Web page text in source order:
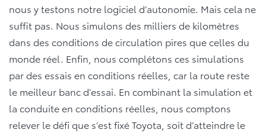
nous y testons notre logiciel d’autonomie. Mais cela ne
suffit pas. Nous simulons des milliers de kilomètres
dans des conditions de circulation pires que celles du
monde réel. Enfin, nous complétons ces simulations
par des essais en conditions réelles, car la route reste
le meilleur banc d’essai. En combinant la simulation et
la conduite en conditions réelles, nous comptons
relever le défi que s’est fixé Toyota, soit d’atteindre le